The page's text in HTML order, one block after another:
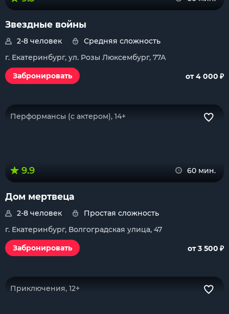
Звездные войны
2-8 человек
Средняя сложность
г. Екатеринбург, ул. Розы Люксембург, 77А
Забронировать
от 4 000 ₽
Перформансы (с актером), 14+
9.9 60 мин.
Дом мертвеца
2-8 человек
Простая сложность
г. Екатеринбург, Волгоградская улица, 47
Забронировать
от 3 500 ₽
Приключения, 12+